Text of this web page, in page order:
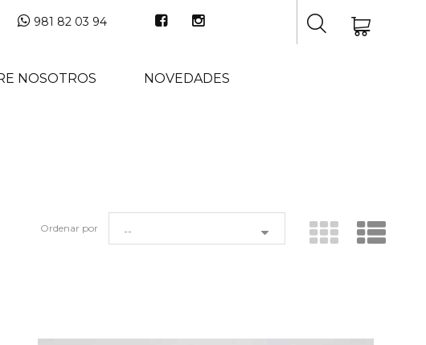
981 82 03 94
NOSOTROS NOVEDADES
Ordenar por --